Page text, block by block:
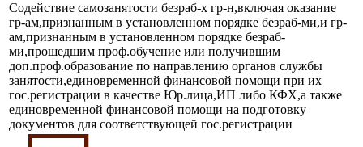
Содействие самозанятости безраб-х гр-н,включая оказание
гр-ам,признанным в установленном порядке безраб-ми,и гр-
ам,признанным в установленном порядке безраб-
ми,прошедшим проф.обучение или получившим
доп.проф.образование по направлению органов службы
занятости,единовременной финансовой помощи при их
гос.регистрации в качестве Юр.лица,ИП либо КФХ,а также
единовременной финансовой помощи на подготовку
документов для соответствующей гос.регистрации